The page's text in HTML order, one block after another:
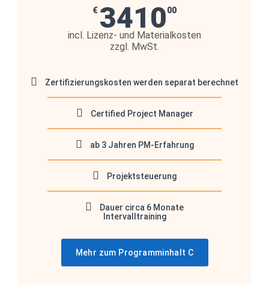
€ 341000
incl. Lizenz- und Materialkosten
zzgl. MwSt.
Zertifizierungskosten werden separat berechnet
Certified Project Manager
ab 3 Jahren PM-Erfahrung
Projektsteuerung
Dauer circa 6 Monate
Intervalltraining
Mehr zum Programminhalt C